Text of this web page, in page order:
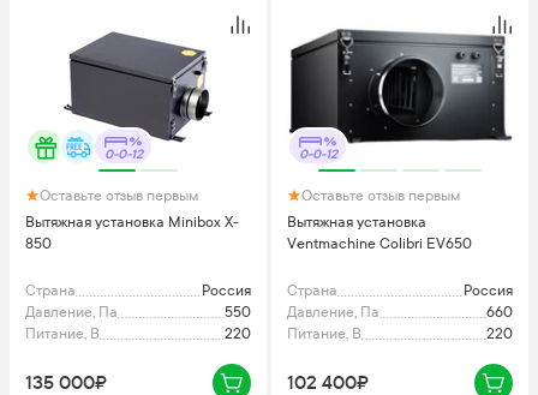
0-0-12
Оставьте отзыв первым
Вытяжная установка Minibox X-
850
Страна
Россия
Давление, Па
550
Питание, В
220
135 000₽
0-0-12
Оставьте отзыв первым
Вытяжная установка
Ventmachine Colibri EV650
Страна
Россия
Давление, Па
660
Питание, В
220
102 400₽